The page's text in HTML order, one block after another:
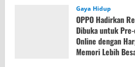
Gaya Hidup
OPPO Hadirkan
Dibuka untuk
Online dengan
Memori Lebih